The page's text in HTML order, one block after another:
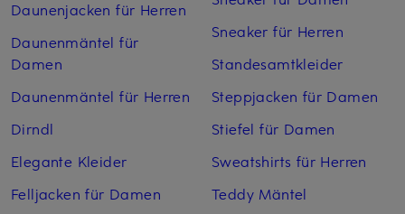
Daunenjacken für Herren
Daunenmäntel für
Damen
Daunenmäntel für Herren
Dirndl
Elegante Kleider
Felljacken für Damen
Sneaker für Herren
Standesamtkleider
Steppjacken für Damen
Stiefel für Damen
Sweatshirts für Herren
Teddy Mäntel